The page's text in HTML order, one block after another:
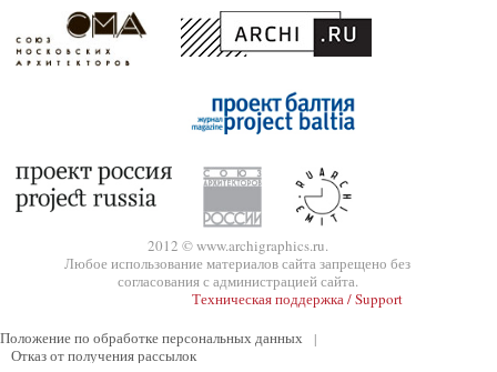
2012 © www.archigraphics.ru.
Любое использование материалов сайта запрещено без
согласования с администрацией сайта.
Техническая поддержка / Support
Положение по обработке персональных данных
|
Отказ от получения рассылок